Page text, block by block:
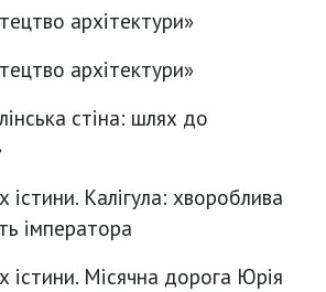
архітектури»
архітектури»
стіна: шлях до
істини. Калігула: хвороблива
імператора
істини. Місячна дорога Юрія